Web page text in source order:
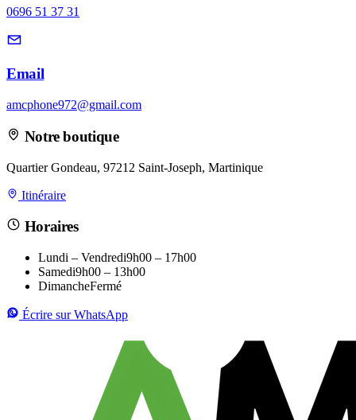
0696 51 37 31
Email
amcphone972@gmail.com
Notre boutique
Quartier Gondeau, 97212 Saint-Joseph, Martinique
Itinéraire
Horaires
Lundi – Vendredi9h00 – 17h00
Samedi9h00 – 13h00
DimancheFermé
Écrire sur WhatsApp